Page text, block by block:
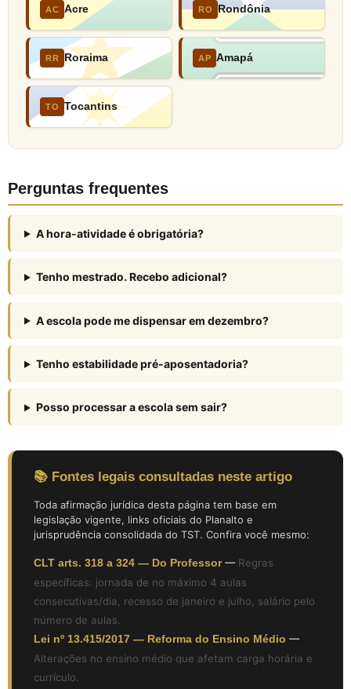
AC Acre RO Rondônia
RR Roraima AP Amapá
TO Tocantins
Perguntas frequentes
A hora-atividade é obrigatória?
Tenho mestrado. Recebo adicional?
A escola pode me dispensar em dezembro?
Tenho estabilidade pré-aposentadoria?
Posso processar a escola sem sair?
📚 Fontes legais consultadas neste artigo
Toda afirmação jurídica desta página tem base em
legislação vigente, links oficiais do Planalto e
jurisprudência consolidada do TST. Confira você mesmo:
CLT arts. 318 a 324 — Do Professor— Regras
específicas: jornada de no máximo 4 aulas
consecutivas/dia, recesso de janeiro e julho, salário pelo
número de aulas.
Lei nº 13.415/2017 — Reforma do Ensino Médio —
Alterações no ensino médio que afetam carga horária e
currículo.